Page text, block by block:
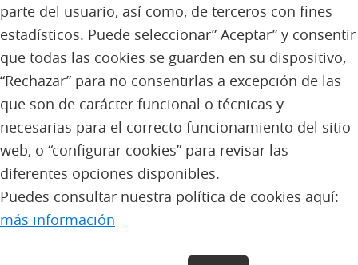
parte del usuario, así como, de terceros con fines
estadísticos. Puede seleccionar” Aceptar” y consentir
que todas las cookies se guarden en su dispositivo,
“Rechazar” para no consentirlas a excepción de las
que son de carácter funcional o técnicas y
necesarias para el correcto funcionamiento del sitio
web, o “configurar cookies” para revisar las
diferentes opciones disponibles.
Puedes consultar nuestra política de cookies aquí:
más información